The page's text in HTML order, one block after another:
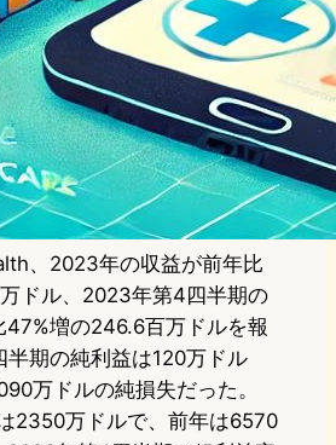
、2023年の収益が前年比
ドル、2023年第4四半期の
47%増の246.6百万ドルを報
期の純利益は120万ドル
万ドルの純損失だった。
2350万ドルで、前年は6570